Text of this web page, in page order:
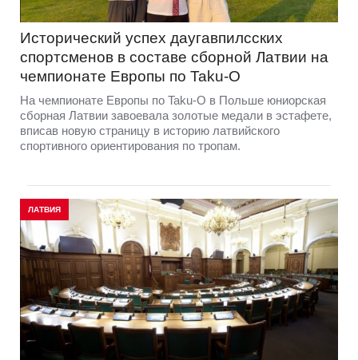
Исторический успех даугавпилсских
спортсменов в составе сборной Латвии на
чемпионате Европы по Taku-O
На чемпионате Европы по Taku-O в Польше юниорская
сборная Латвии завоевала золотые медали в эстафете,
вписав новую страницу в историю латвийского
спортивного ориентирования по тропам.
ЛАТВИЯ